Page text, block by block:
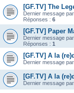
[GF.TV] The
Dernier message par
Réponses : 6
[GF.TV] Paper
Dernier message par
Réponses : 1
[GF.TV] A la
Dernier message par
[GF.TV] A la
Dernier message par